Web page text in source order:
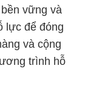
vững và
lực để đóng
và cộng
trình hỗ